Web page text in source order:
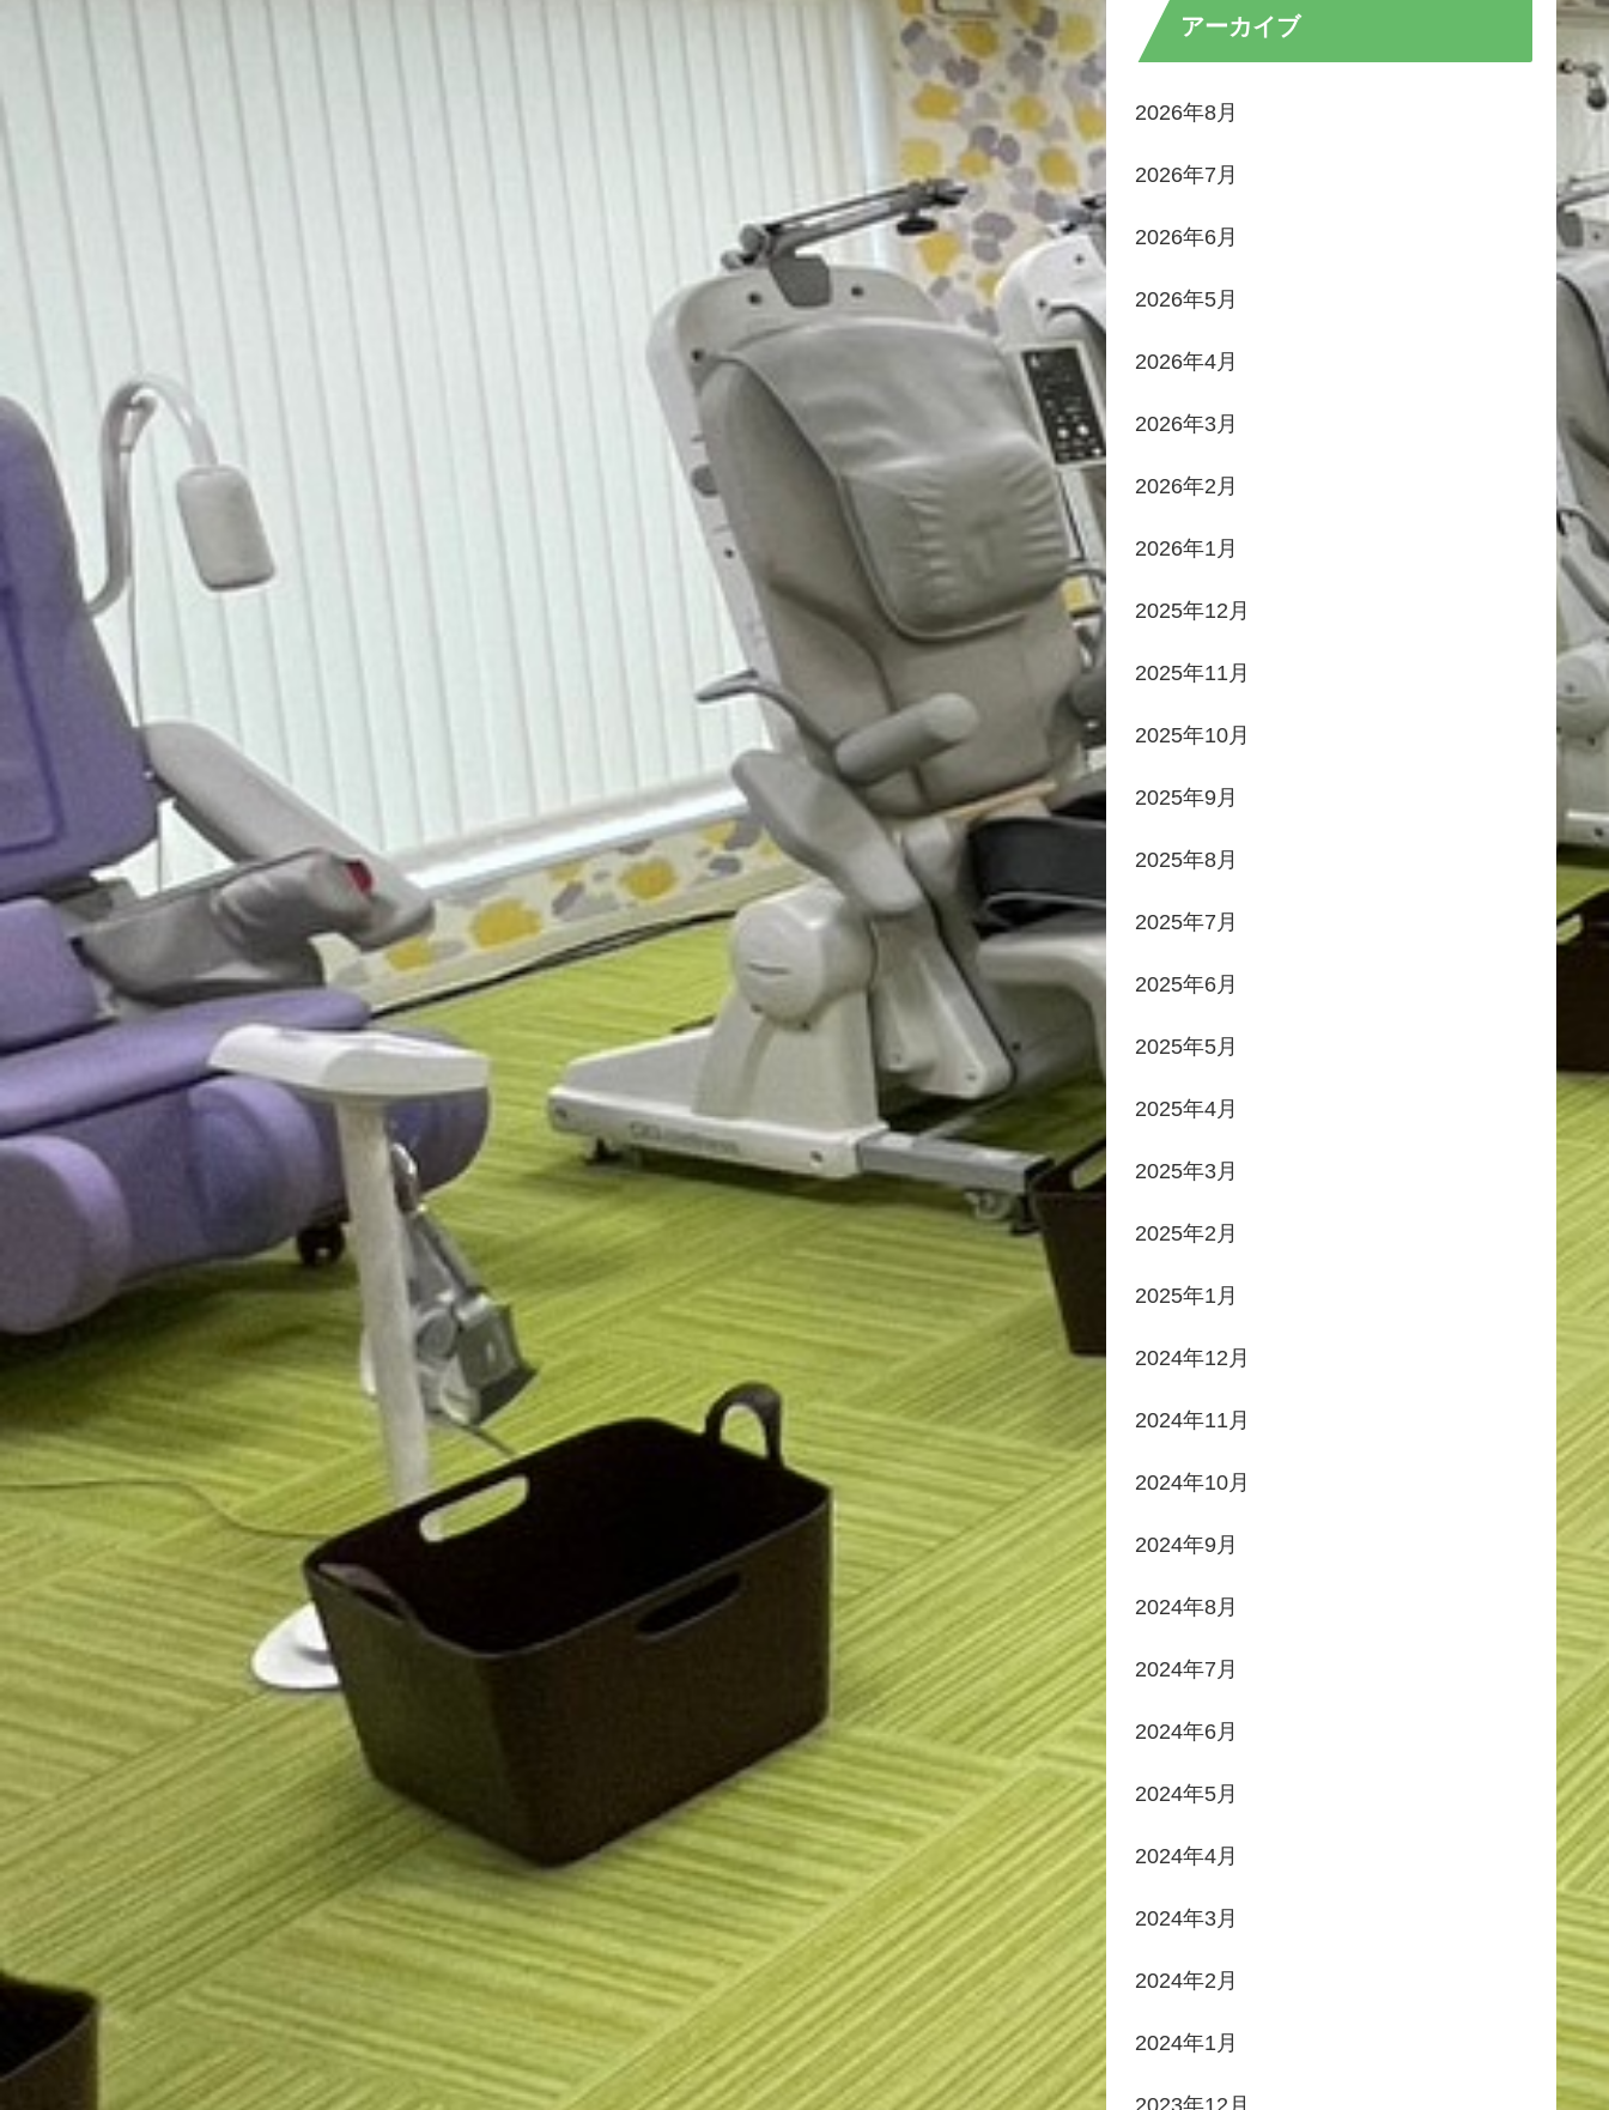
アーカイブ
2026年8月
2026年7月
2026年6月
2026年5月
2026年4月
2026年3月
2026年2月
2026年1月
2025年12月
2025年11月
2025年10月
2025年9月
2025年8月
2025年7月
2025年6月
2025年5月
2025年4月
2025年3月
2025年2月
2025年1月
2024年12月
2024年11月
2024年10月
2024年9月
2024年8月
2024年7月
2024年6月
2024年5月
2024年4月
2024年3月
2024年2月
2024年1月